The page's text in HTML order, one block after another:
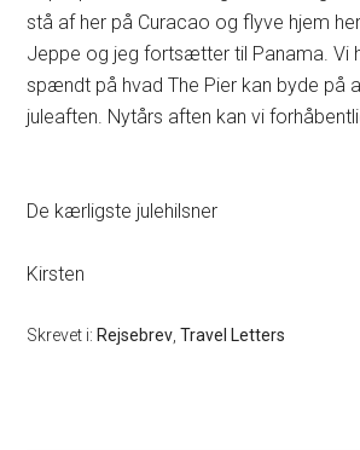
stå af her på Curacao og flyve hjem
Jeppe og jeg fortsætter til Panama. Vi
spændt på hvad The Pier kan byde på
juleaften. Nytårs aften kan vi
De kærligste julehilsner
Kirsten
Skrevet i: Rejsebrev ,Travel Letters